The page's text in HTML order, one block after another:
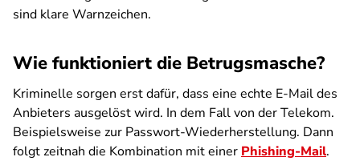
sind klare Warnzeichen.
Wie funktioniert die Betrugsmasche?
Kriminelle sorgen erst dafür, dass eine echte E-Mail des
Anbieters ausgelöst wird. In dem Fall von der Telekom.
Beispielsweise zur Passwort-Wiederherstellung. Dann
folgt zeitnah die Kombination mit einer Phishing-Mail.